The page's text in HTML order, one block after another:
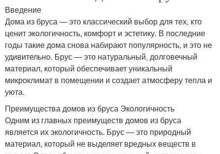
Введение
Дома из бруса — это классический выбор для тех, кто
ценит экологичность, комфорт и эстетику. В последние
годы такие дома снова набирают популярность, и это не
удивительно. Брус — это натуральный, долговечный
материал, который обеспечивает уникальный
микроклимат в помещении и создает атмосферу тепла и
уюта.
Преимущества домов из бруса Экологичность
Одним из главных преимуществ домов из бруса
является их экологичность. Брус — это природный
материал, который не выделяет вредных веществ в